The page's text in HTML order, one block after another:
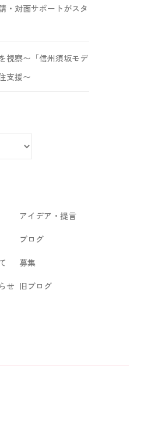
・対面サポートがスタ
視察〜「信州須坂モデ
支援〜
アイデア・提言
ブログ
募集
せ 旧ブログ